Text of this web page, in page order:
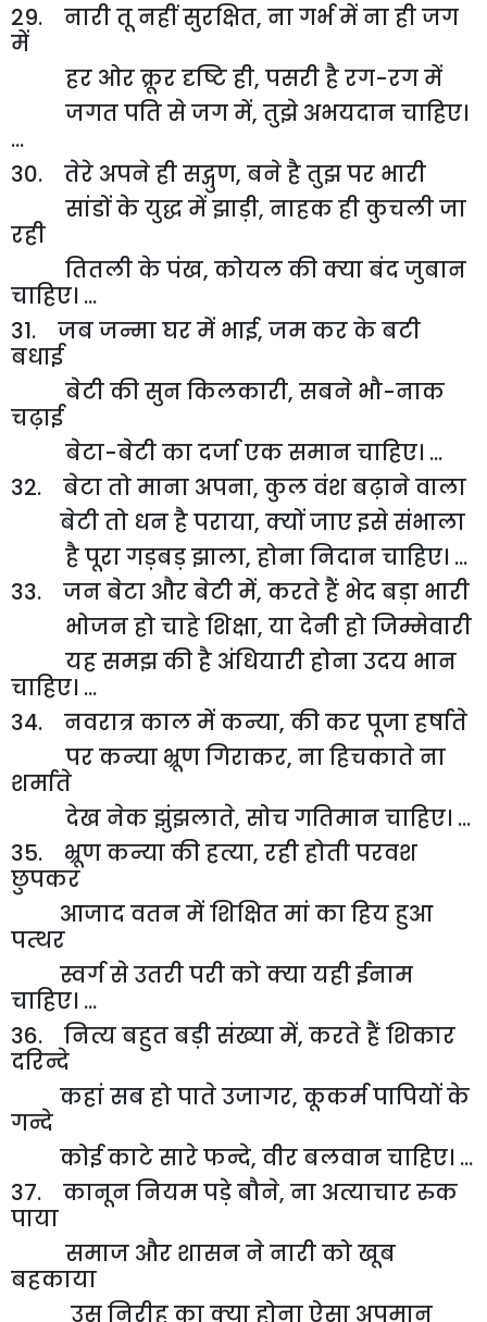
29. नारी तू नहीं सुरक्षित, ना गर्भ में ना ही जग
में
हर ओर क्रूर दृष्टि ही, पसरी है रग-रग में
जगत पति से जग में, तुझे अभयदान चाहिए।
...
30. तेरे अपने ही सद्गुण, बने है तुझ पर भारी
सांडों के युद्ध में झाड़ी, नाहक ही कुचली जा
रही
तितली के पंख, कोयल की क्या बंद जुबान
चाहिए। ...
31. जब जन्मा घर में भाई, जम कर के बटी
बधाई
बेटी की सुन किलकारी, सबने भौ-नाक
चढ़ाई
बेटा-बेटी का दर्जा एक समान चाहिए। ...
32. बेटा तो माना अपना, कुल वंश बढ़ाने वाला
बेटी तो धन है पराया, क्यों जाए इसे संभाला
है पूरा गड़बड़ झाला, होना निदान चाहिए। ...
33. जन बेटा और बेटी में, करते हैं भेद बड़ा भारी
भोजन हो चाहे शिक्षा, या देनी हो जिम्मेवारी
यह समझ की है अंधियारी होना उदय भान
चाहिए। ...
34. नवरात्र काल में कन्या, की कर पूजा हर्षाते
पर कन्या भ्रूण गिराकर, ना हिचकाते ना
शर्माते
देख नेक झुंझलाते, सोच गतिमान चाहिए। ...
35. भ्रूण कन्या की हत्या, रही होती परवश
छुपकर
आजाद वतन में शिक्षित मां का हिय हुआ
पत्थर
स्वर्ग से उतरी परी को क्या यही ईनाम
चाहिए। ...
36. नित्य बहुत बड़ी संख्या में, करते हैं शिकार
दरिन्दे
कहां सब हो पाते उजागर, कूकर्म पापियों के
गन्दे
कोई काटे सारे फन्दे, वीर बलवान चाहिए। ...
37. कानून नियम पड़े बौने, ना अत्याचार रुक
पाया
समाज और शासन ने नारी को खूब
बहकाया
उस निरीह का क्या होना ऐसा अपमान